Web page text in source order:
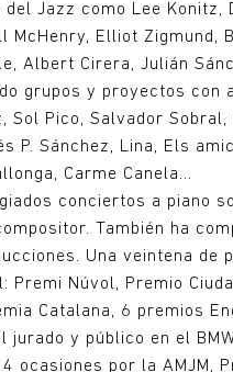
Jazz como Lee Konitz,
McHenry, Elliot Zigmund,
Albert Cirera, Julián
grupos y proyectos con
Sol Pico, Salvador
P. Sánchez, Lina, Els
Carme Canela...
conciertos a piano
También ha
Una veintena de
Núvol, Premio
Catalana, 6 premios
jurado y público en el
ocasiones por la AMJM,